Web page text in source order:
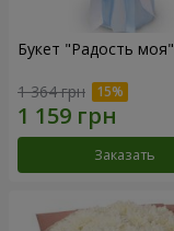
Букет "Радость моя"
1 364 грн
Заказать